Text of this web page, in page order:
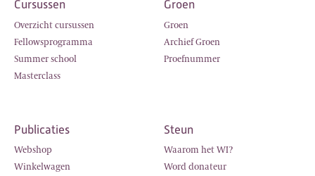
Cursussen
Overzicht cursussen
Fellowsprogramma
Summer school
Masterclass
Groen
Groen
Archief Groen
Proefnummer
Publicaties
Webshop
Winkelwagen
Steun
Waarom het WI?
Word donateur